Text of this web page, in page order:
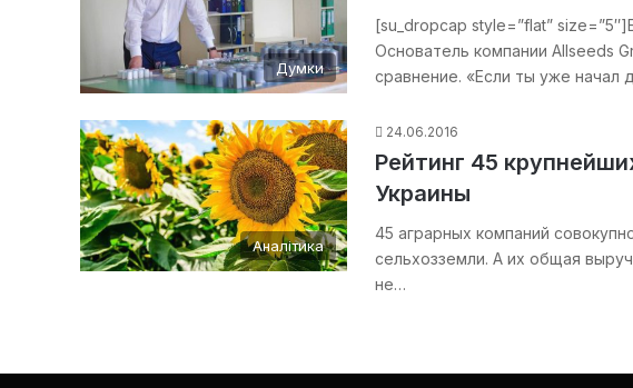
Думки
[su_dropcap style=”flat”
Основатель компании Allseeds
сравнение. «Если ты уже начал
Аналітика
24.06.2016
Рейтинг 45
Украины
45 аграрных компаний
сельхозземли. А их общая
не…